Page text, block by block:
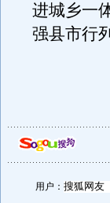
进城乡一
强县市行
用户：